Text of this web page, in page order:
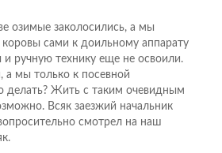
озимые заколосились, а мы
коровы сами к доильному аппарату
ручную технику еще не освоили.
а мы только к посевной
делать? Жить с таким очевидным
Всяк заезжий начальник
смотрел на наш